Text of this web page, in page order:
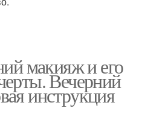
макияж и его
Вечерний
инструкция